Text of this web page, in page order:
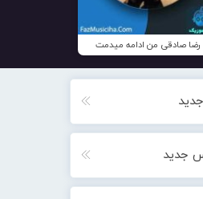
رضا صادقی من ادامه میدمت
جدید